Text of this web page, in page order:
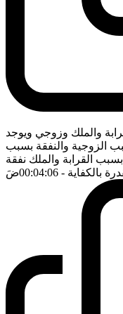
والملك وزوجي ويوجد
الزوجية والنفقة بسبب
بسبب القرابة والملك نفقة
بالكفاية - 00:04:06 ضَ